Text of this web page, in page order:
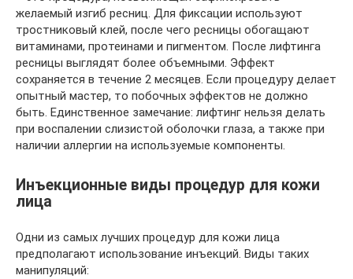
желаемый изгиб ресниц. Для фиксации используют
тростниковый клей, после чего ресницы обогащают
витаминами, протеинами и пигментом. После лифтинга
ресницы выглядят более объемными. Эффект
сохраняется в течение 2 месяцев. Если процедуру делает
опытный мастер, то побочных эффектов не должно
быть. Единственное замечание: лифтинг нельзя делать
при воспалении слизистой оболочки глаза, а также при
наличии аллергии на используемые компоненты.
Инъекционные виды процедур для кожи
лица
Одни из самых лучших процедур для кожи лица
предполагают использование инъекций. Виды таких
манипуляций: